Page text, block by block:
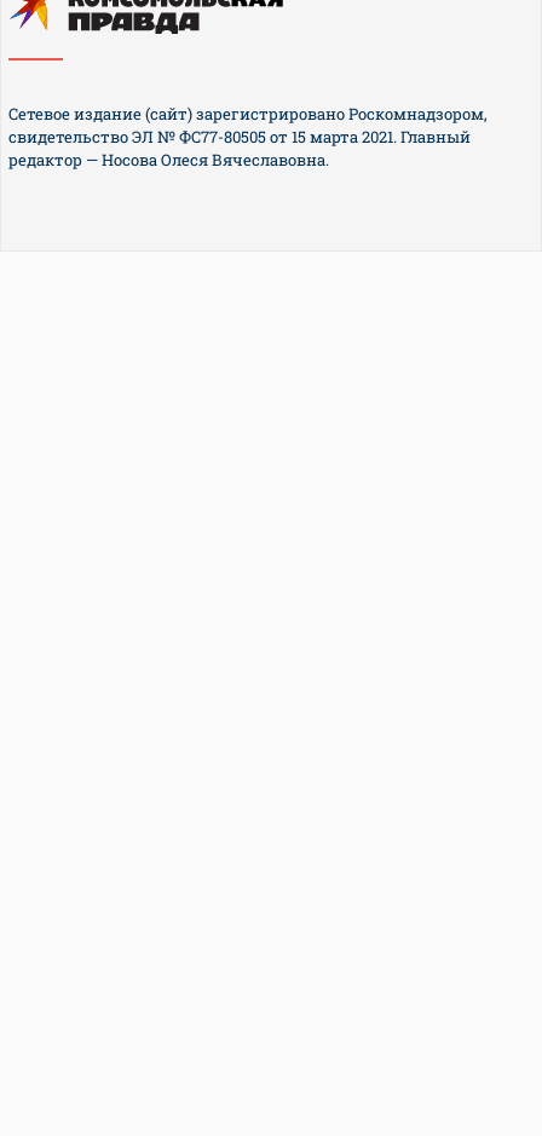
Сетевое издание (сайт) зарегистрировано Роскомнадзором,
свидетельство ЭЛ № ФС77-80505 от 15 марта 2021. Главный
редактор — Носова Олеся Вячеславовна.